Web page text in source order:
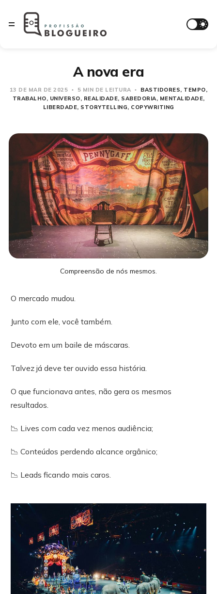
A nova era
13 DE MAR DE 2025 5 MIN DE LEITURA BASTIDORES
TEMPO
TRABALHO
UNIVERSO REALIDADE SABEDORIA
MENTALIDADE
LIBERDADE STORYTELLING COPYWRITING
Compreensão de nós mesmos.
O mercado mudou.
Junto com ele, você também.
Devoto em um baile de máscaras.
Talvez já deve ter ouvido essa história.
O que funcionava antes, não gera os mesmos
resultados.
📉 Lives com cada vez menos audiência;
📉 Conteúdos perdendo alcance orgânico;
📉 Leads ficando mais caros.